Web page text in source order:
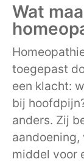
Wat
toegepast
een klacht:
bij
anders. Zij
middel voor